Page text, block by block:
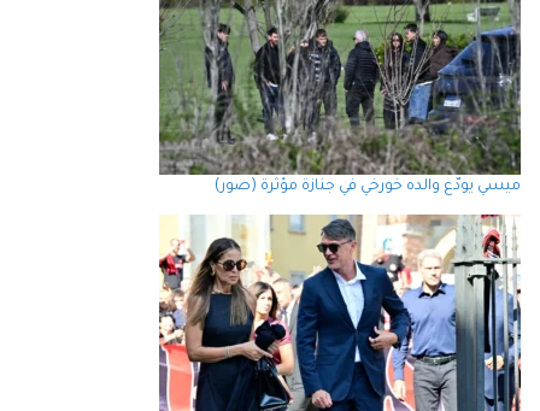
ميسي يودّع والده خورخي في جنازة مؤثرة (صور)